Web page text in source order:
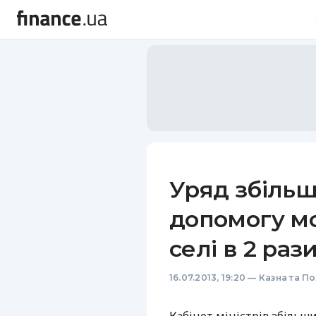
Уряд
допомогу
селі в 2
16.07.2013, 19:20 — Казна та